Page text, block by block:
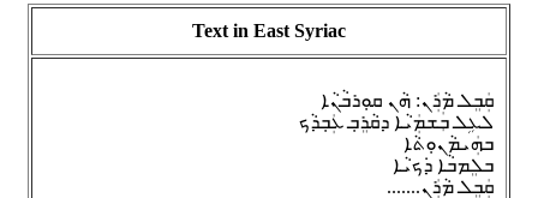
Text in East Syriac
ܩܲܒܸܠ ܡܵܪܲܢ: ܗܵܢ ܩܘ݂ܪܒܵܢܵܐ
ܠܥܹܠ ܒܲܫܡܲܝܵܐ ܕܩܵܪܸܒ݂ ܥܲܒ݂ܕܵܟ
ܒܗܲܝܡܵܢܘܼܬܵܐ
ܒܠܸܡܒܵܐ ܕܿܟܝܵܐ
.......ܩܲܒܸܠ ܡܵܪܲܢ